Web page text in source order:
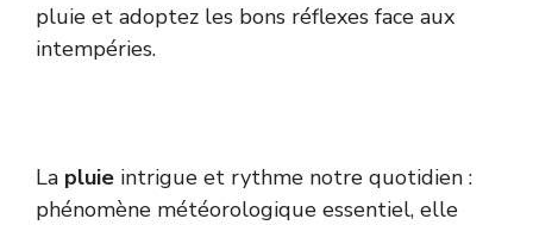
pluie et adoptez les bons réflexes face aux
intempéries.
La pluie intrigue et rythme notre quotidien :
phénomène météorologique essentiel, elle